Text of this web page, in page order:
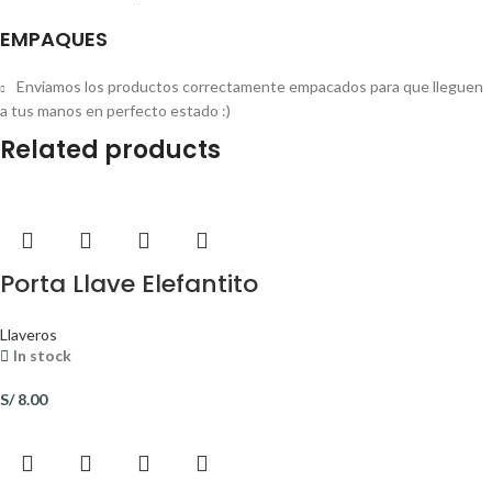
EMPAQUES
Enviamos los productos correctamente empacados para que lleguen
a tus manos en perfecto estado :)
Related products
Porta Llave Elefantito
Llaveros
In stock
S/8.00